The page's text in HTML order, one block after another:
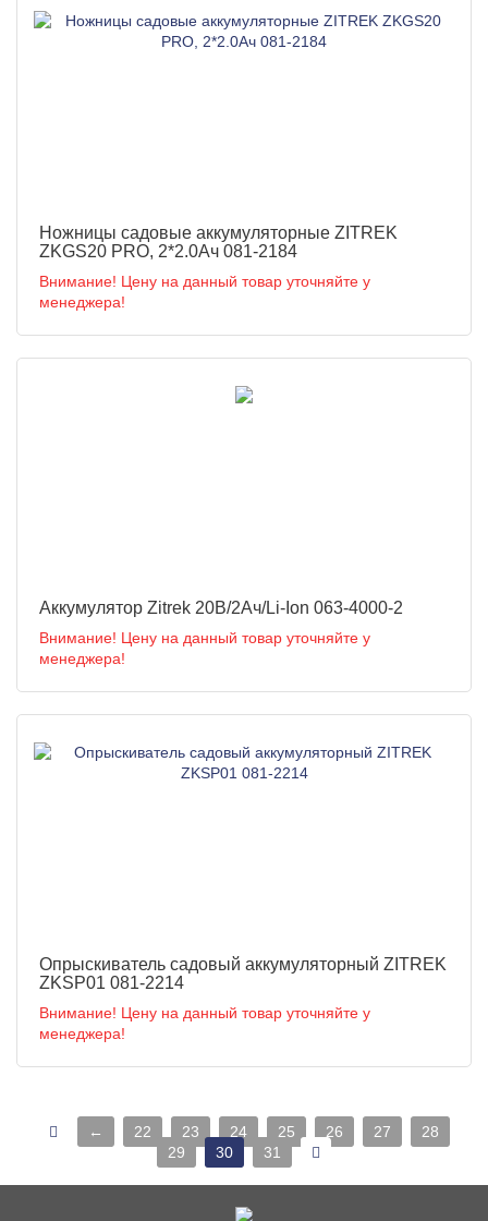
Ножницы садовые аккумуляторные ZITREK
ZKGS20 PRO, 2*2.0Ач 081-2184
Внимание! Цену на данный товар уточняйте у
менеджера!
Аккумулятор Zitrek 20В/2Ач/Li-Ion 063-4000-2
Внимание! Цену на данный товар уточняйте у
менеджера!
Опрыскиватель садовый аккумуляторный ZITREK
ZKSP01 081-2214
Внимание! Цену на данный товар уточняйте у
менеджера!
← 22 23 24 25 26 27
28
29
30 31